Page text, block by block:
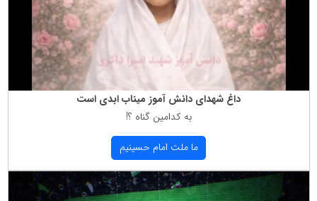
داغ شهدای دانش آموز میناب ابدی است
به كدامین گناه ؟!
ما ملت امام حسینیم